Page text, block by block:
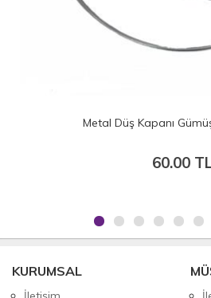
Metal Düş Kapanı
60.00
KURUMSAL